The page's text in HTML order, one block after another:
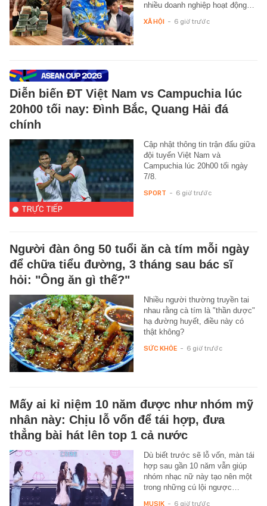
nhiều doanh nghiệp hoạt động…
XÃ HỘI - 6 giờ trước
Diễn biến ĐT Việt Nam vs Campuchia lúc
20h00 tối nay: Đình Bắc, Quang Hải đá
chính
TRỰC TIẾP
Cập nhật thông tin trận đấu giữa
đội tuyển Việt Nam và
Campuchia lúc 20h00 tối ngày
7/8.
SPORT - 6 giờ trước
Người đàn ông 50 tuổi ăn cà tím mỗi ngày
để chữa tiểu đường, 3 tháng sau bác sĩ
hỏi: "Ông ăn gì thế?"
Nhiều người thường truyền tai
nhau rằng cà tím là "thần dược"
hạ đường huyết, điều này có
thật không?
SỨC KHỎE - 6 giờ trước
Mấy ai kỉ niệm 10 năm được như nhóm mỹ
nhân này: Chịu lỗ vốn để tái hợp, đưa
thẳng bài hát lên top 1 cả nước
Dù biết trước sẽ lỗ vốn, màn tái
hợp sau gần 10 năm vẫn giúp
nhóm nhạc nữ này tạo nên một
trong những cú lội ngược…
MUSIK - 6 giờ trước